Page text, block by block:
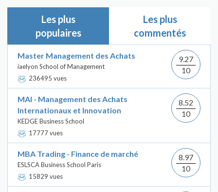
Les plus
populaires
Les plus
commentés
Master Management des Achats
iaelyon School of Management
236495 vues
9.27
10
MAI - Management des Achats
Internationaux et Innovation
KEDGE Business School
17777 vues
8.52
10
MBA Trading - Finance de marché
ESLSCA Business School Paris
15829 vues
8.97
10